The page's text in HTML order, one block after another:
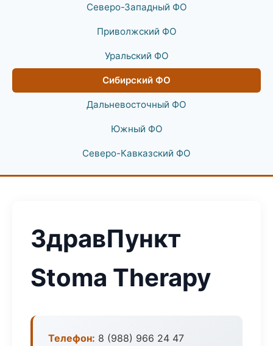
Северо-Западный ФО
Приволжский ФО
Уральский ФО
Сибирский ФО
Дальневосточный ФО
Южный ФО
Северо-Кавказский ФО
ЗдравПункт
Stoma Therapy
Телефон: 8 (988) 966 24 47